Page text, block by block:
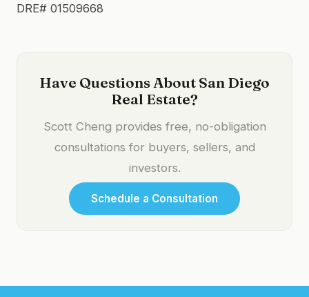
DRE# 01509668
Have Questions About San Diego
Real Estate?
Scott Cheng provides free, no-obligation
consultations for buyers, sellers, and
investors.
Schedule a Consultation